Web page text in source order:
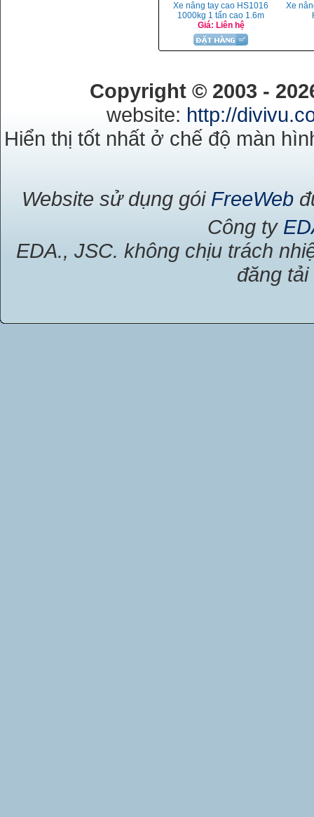
Xe nâng tay cao HS1016
1000kg 1 tấn cao 1.6m
Giá: Liên hệ
Xe
Copyright © 2003 -
website: http://
Hiển thị tốt nhất ở chế độ màn
Website sử dụng gói FreeWeb
Công ty
EDA., JSC. không chịu trách
đăng